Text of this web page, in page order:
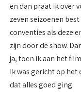
en dan praat ik over
zeven seizoenen
conventies als deze
zijn door de show.
ja, toen ik aan het
Ik was gericht op het
dat alles goed ging.